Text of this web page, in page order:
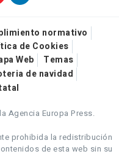
normativo
de Cookies
Web
Temas
de navidad
Agencia Europa Press.
prohibida la redistribución
de esta web sin su